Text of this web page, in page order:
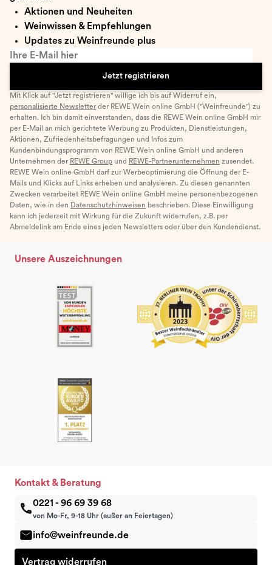
Aktionen und Neuheiten
Weinwissen & Empfehlungen
Updates zu Weinfreunde plus
Ihre E-Mail hier
Jetzt registrieren
Mit Klick auf "Jetzt registrieren" willige ich bis auf Widerruf ein,
personalisierte Newsletter der REWE Wein online GmbH ("Weinfreunde") zu
erhalten. Ich bin damit einverstanden, dass die REWE Wein online GmbH mir
per E-Mail an mich gerichtete Werbung zu Produkten, Dienstleistungen,
Aktionen, Zufriedenheitsbefragungen und Infos zum
Kundenbindungsprogramm von REWE Wein online GmbH und anderen
Unternehmen der REWE Group und REWE-Partnerunternehmen zusendet.
REWE Wein online GmbH darf zur Werbeoptimierung die Öffnung der E-
Mails und Klicks auf Links erheben und analysieren. Zu diesen genannten
Zwecken verarbeitet REWE Wein online GmbH meine personenbezogenen
Daten, wie in den Datenschutzhinweisen beschrieben. Diese Einwilligung
kann ich jederzeit mit Wirkung für die Zukunft widerrufen, z.B. per
Abmeldelink am Ende eines jeden Newsletters oder über den Kundendienst.
Unsere Auszeichnungen
Kontakt & Beratung
0221 - 96 69 39 68
von Mo-Fr, 9-18 Uhr (außer an Feiertagen)
info@weinfreunde.de
Vertrag widerrufen